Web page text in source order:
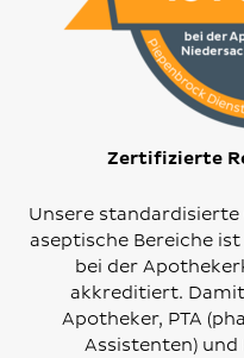
Zertifizierte
Unsere
aseptische Bereiche
bei der
akkreditiert.
Apotheker, PTA
Assistenten)